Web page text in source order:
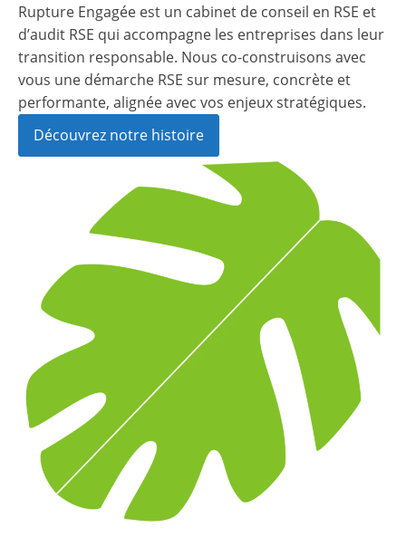
Rupture Engagée est un cabinet de conseil en RSE et
d’audit RSE qui accompagne les entreprises dans leur
transition responsable. Nous co-construisons avec
vous une démarche RSE sur mesure, concrète et
performante, alignée avec vos enjeux stratégiques.
Découvrez notre histoire